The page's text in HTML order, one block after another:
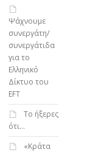
Ψάχνουμε
συνεργάτη/
συνεργάτιδα
για το
Ελληνικό
Δίκτυο του
EFT
To ήξερες
ότι…
«Κράτα